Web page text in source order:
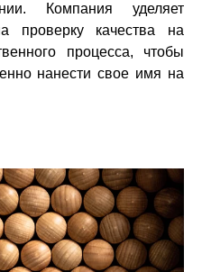
Компания уделяет
проверку качества на
процесса, чтобы
нанести свое имя на